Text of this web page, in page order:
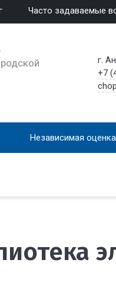
Часто задаваемые
г.
+7
Независимая